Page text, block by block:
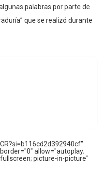
palabras por parte de
que se realizó durante
allow="autoplay;
picture-in-picture"